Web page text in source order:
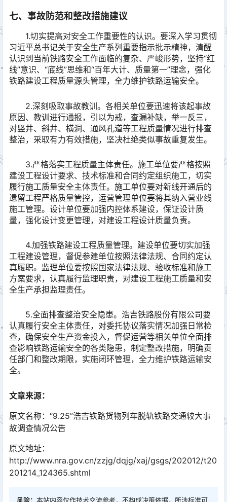
七、事故防范和整改措施建议
1.切实提高对安全工作重要性的认识。要深入学习贯彻
习近平总书记关于安全生产系列重要指示批示精神，清醒
认识到当前铁路安全工作面临的复杂、严峻形势，坚持“红
线”意识、“底线”思维和“百年大计、质量第一”理念，强化
铁路建设工程质量源头管理，全力维护铁路运输安全。
2.深刻吸取事故教训。各相关单位要迅速将该起事故
原因、教训进行通报，引以为戒，查漏补缺，举一反三，
对竖井、斜井、横洞、通风孔道等工程质量情况进行排查
整治，采取有力有效措施，坚决杜绝类似事故重复发生。
3.严格落实工程质量主体责任。施工单位要严格按照
建设工程设计要求、技术标准和合同约定组织施工，切实
履行施工质量安全主体责任。施工单位要对新线开通后的
遗留工程严格质量管控，运营管理单位要将其纳入营业线
施工管理。设计单位要加强内控体系建设，保证设计质
量，强化设计变更管理，对建设工程设计质量负责。
4.加强铁路建设工程质量管理。建设单位要切实加强
工程建设管理，督促参建单位按照法律法规、合同约定认
真履职。监理单位要按照国家法律法规、验收标准和施工
方案要求，认真履行监理职责，对建设工程施工质量和安
全生产承担监理责任。
5.全面排查整治安全隐患。浩吉铁路股份有限公司要
认真履行安全主体责任，对委托协议落实情况加强日常检
查，确保安全生产资金投入，督促运营等相关单位全面排
查影响铁路运输安全的各类隐患，制定整改措施，明确责
任部门和整改期限，实施闭环管理，全力维护铁路运输安
全。
文章来源：
原文名称：“9.25”浩吉铁路货物列车脱轨铁路交通较大事
故调查情况公告
原文地址：
http://www.nra.gov.cn/zzjg/dqjg/xaj/gsgs/202012/t20
201214_124365.shtml
风险： 本站内容仅作技术交流参考，不构成决策依据，所涉标准可